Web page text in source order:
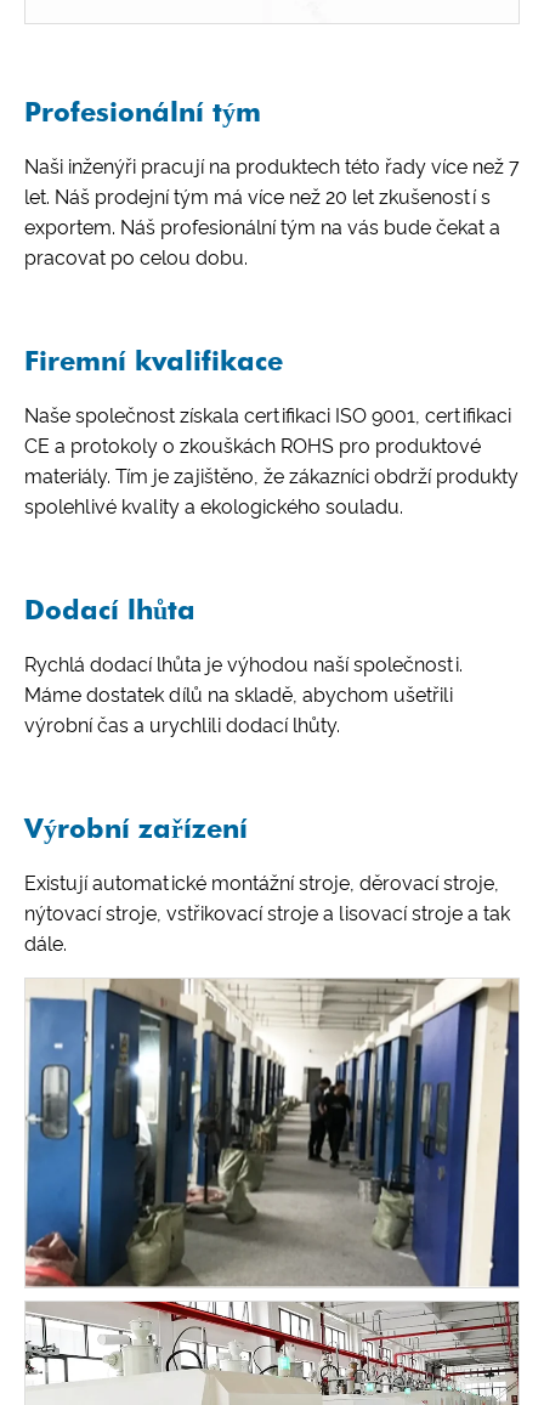
Profesionální tým
Naši inženýři pracují na produktech této řady více než 7
let. Náš prodejní tým má více než 20 let zkušeností s
exportem. Náš profesionální tým na vás bude čekat a
pracovat po celou dobu.
Firemní kvalifikace
Naše společnost získala certifikaci ISO 9001, certifikaci
CE a protokoly o zkouškách ROHS pro produktové
materiály. Tím je zajištěno, že zákazníci obdrží produkty
spolehlivé kvality a ekologického souladu.
Dodací lhůta
Rychlá dodací lhůta je výhodou naší společnosti.
Máme dostatek dílů na skladě, abychom ušetřili
výrobní čas a urychlili dodací lhůty.
Výrobní zařízení
Existují automatické montážní stroje, děrovací stroje,
nýtovací stroje, vstřikovací stroje a lisovací stroje a tak
dále.